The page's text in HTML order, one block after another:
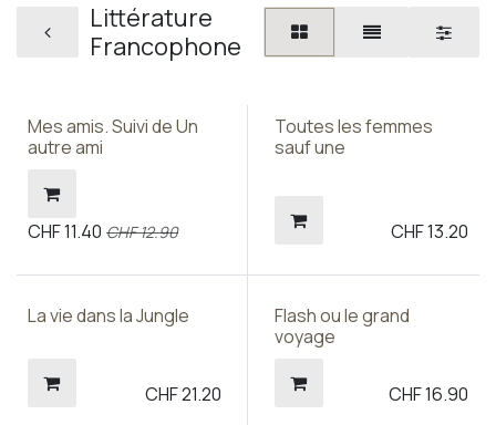
Littérature
Francophone
Mes amis. Suivi de Un
autre ami
CHF11.40 CHF12.90
Toutes les femmes
sauf une
CHF13.20
La vie dans la Jungle
CHF21.20
Flash ou le grand
voyage
CHF16.90